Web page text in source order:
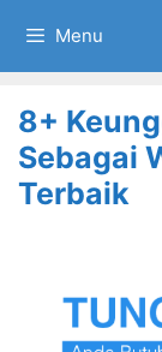
content
Menu
8+
Sebagai
Terbaik